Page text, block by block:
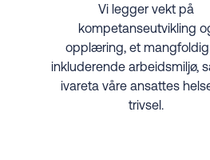
Vi legger vekt på
kompetanseutvikling
opplæring, et
inkluderende arbeidsmiljø,
ivareta våre ansattes
trivsel.